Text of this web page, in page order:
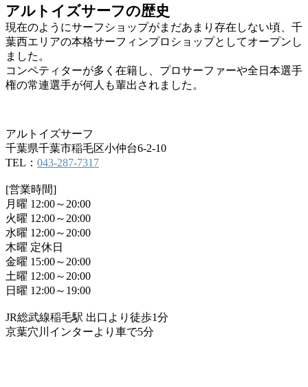
アルトイズサーフの歴史
現在のようにサーフショップがまだあまり存在しない頃、千
葉西エリアの本格サーフィンプロショップとしてオープンし
ました。
コンペティターが多く在籍し、プロサーファーや全日本選手
権の常連選手が何人も輩出されました。
アルトイズサーフ
千葉県千葉市稲毛区小仲台6-2-10
TEL： 043-287-7317
[営業時間]
月曜 12:00～20:00
火曜 12:00～20:00
水曜 12:00～20:00
木曜 定休日
金曜 15:00～20:00
土曜 12:00～20:00
日曜 12:00～19:00
JR総武線稲毛駅 出口より徒歩1分
京葉穴川インターより車で5分